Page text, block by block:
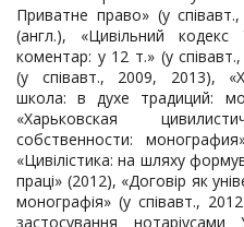
Приватне право» (у
(англ.), «Цивільний кодекс
коментар: у 12 т.» (у
(у співавт., 2009, 2013),
школа: в духе традиций:
«Харьковская
собственности:
«Цивілістика: на шляху
праці» (2012), «Договір як
монографія» (у співавт.,
застосування